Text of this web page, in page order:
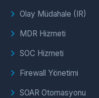
Olay Müdahale (IR)
MDR Hizmeti
SOC Hizmeti
Firewall Yönetimi
SOAR Otomasyonu